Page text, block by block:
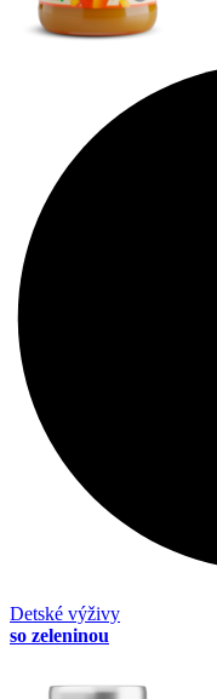
Detské výživy
so zeleninou